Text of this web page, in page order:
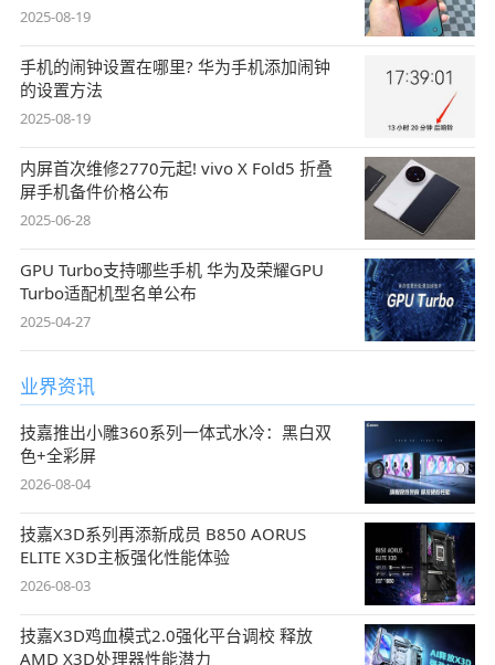
2025-08-19
手机的闹钟设置在哪里? 华为手机添加闹钟
的设置方法
2025-08-19
内屏首次维修2770元起! vivo X Fold5 折叠
屏手机备件价格公布
2025-06-28
GPU Turbo支持哪些手机 华为及荣耀GPU
Turbo适配机型名单公布
2025-04-27
业界资讯
技嘉推出小雕360系列一体式水冷：黑白双
色+全彩屏
2026-08-04
技嘉X3D系列再添新成员 B850 AORUS
ELITE X3D主板强化性能体验
2026-08-03
技嘉X3D鸡血模式2.0强化平台调校 释放
AMD X3D处理器性能潜力